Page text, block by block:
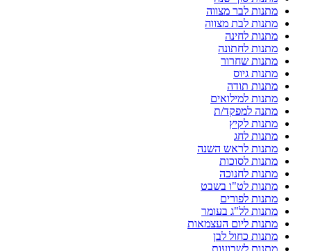
מתנות לבר מצווה
מתנות לבת מצווה
מתנות לחינה
מתנות לחתונה
מתנות שחרור
מתנות גיוס
מתנות תודה
מתנות למילואים
מתנה למפקד/ת
מתנות לקיץ
מתנות לחג
מתנות לראש השנה
מתנות לסוכות
מתנות לחנוכה
מתנות לט"ו בשבט
מתנות לפורים
מתנות לל"ג בעומר
מתנות ליום העצמאות
מתנות כחול לבן
מתנות לשבועות